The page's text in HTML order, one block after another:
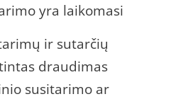
yra laikomasi
ir sutarčių
draudimas
susitarimo ar